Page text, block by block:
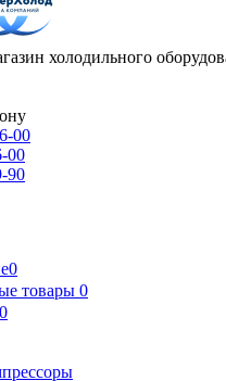
холодильного
00
00
90
0
товары 0
0